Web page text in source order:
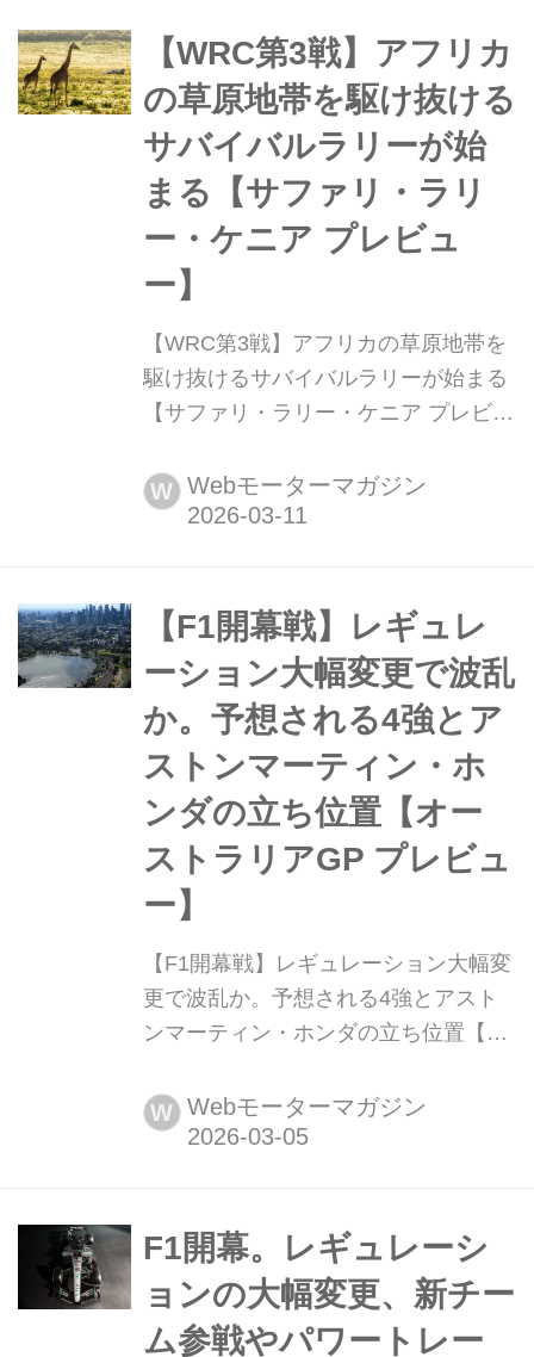
る時間があまりないまま連戦でレース
に挑む。しかも中国GPはスプリント
フォーマットでの...
【WRC第3戦】アフリカ
の草原地帯を駆け抜ける
サバイバルラリーが始
まる【サファリ・ラリ
ー・ケニア プレビュ
ー】
【WRC第3戦】アフリカの草原地帯を
駆け抜けるサバイバルラリーが始まる
【サファリ・ラリー・ケニア プレビュ
間)、WRC世界ラリー選手権第3戦サフ
ァリ・ラリー・ケニアがケニアの首都
へ、ラリーは前戦とはまったく異なる
条件下で開催される。
W Webモーターマガジン
【F1開幕戦】レギュレ
ーション大幅変更で波乱
か。予想される4強とア
ストンマーティン・ホ
ンダの立ち位置【オー
ストラリアGP プレビュ
ー】
【F1開幕戦】レギュレーション大幅変
更で波乱か。予想される4強とアスト
ンマーティン・ホンダの立ち位置【オ
3月6日、F1グランプリがオーストラリ
ア・メルボルンのアルバートパーク・
ート。パワーユニットと空力の両面で
大幅なレギュレーション変更が行われ
た2026年シーズン、各チームの真のポ
テンシャルがい...
W Webモーターマガジン
F1開幕。レギュレーシ
ョンの大幅変更、新チー
ム参戦やパワートレー